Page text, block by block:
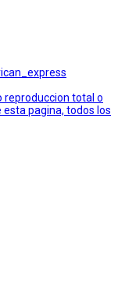
reproduccion total o
pagina, todos los